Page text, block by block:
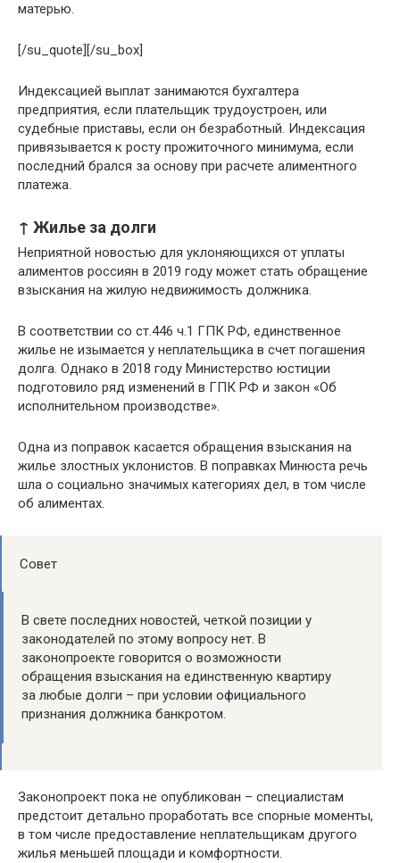
матерью.
[/su_quote][/su_box]
Индексацией выплат занимаются бухгалтера
предприятия, если плательщик трудоустроен, или
судебные приставы, если он безработный. Индексация
привязывается к росту прожиточного минимума, если
последний брался за основу при расчете алиментного
платежа.
↑ Жилье за долги
Неприятной новостью для уклоняющихся от уплаты
алиментов россиян в 2019 году может стать обращение
взыскания на жилую недвижимость должника.
В соответствии со ст.446 ч.1 ГПК РФ, единственное
жилье не изымается у неплательщика в счет погашения
долга. Однако в 2018 году Министерство юстиции
подготовило ряд изменений в ГПК РФ и закон «Об
исполнительном производстве».
Одна из поправок касается обращения взыскания на
жилье злостных уклонистов. В поправках Минюста речь
шла о социально значимых категориях дел, в том числе
об алиментах.
Совет
В свете последних новостей, четкой позиции у
законодателей по этому вопросу нет. В
законопроекте говорится о возможности
обращения взыскания на единственную квартиру
за любые долги – при условии официального
признания должника банкротом.
Законопроект пока не опубликован – специалистам
предстоит детально проработать все спорные моменты,
в том числе предоставление неплательщикам другого
жилья меньшей площади и комфортности.